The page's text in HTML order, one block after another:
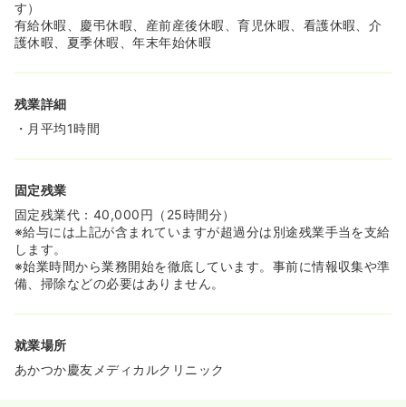
す）
有給休暇、慶弔休暇、産前産後休暇、育児休暇、看護休暇、介
護休暇、夏季休暇、年末年始休暇
残業詳細
・月平均1時間
固定残業
固定残業代：40,000円（25時間分）
※給与には上記が含まれていますが超過分は別途残業手当を支給
します。
※始業時間から業務開始を徹底しています。事前に情報収集や準
備、掃除などの必要はありません。
就業場所
あかつか慶友メディカルクリニック